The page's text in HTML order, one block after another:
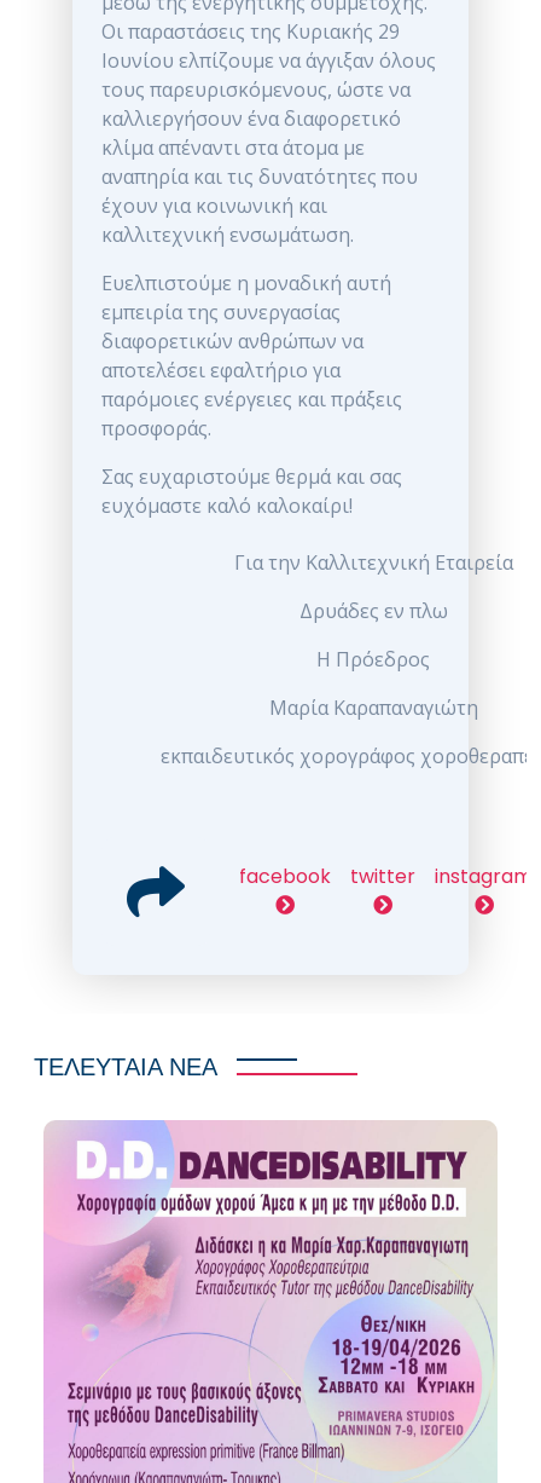
Οι παραστάσεις της Κυριακής 29
Ιουνίου ελπίζουμε να άγγιξαν όλους
τους παρευρισκόμενους, ώστε να
καλλιεργήσουν ένα διαφορετικό
κλίμα απέναντι στα άτομα με
αναπηρία και τις δυνατότητες που
έχουν για κοινωνική και
καλλιτεχνική ενσωμάτωση.
Ευελπιστούμε η μοναδική αυτή
εμπειρία της συνεργασίας
διαφορετικών ανθρώπων να
αποτελέσει εφαλτήριο για
παρόμοιες ενέργειες και πράξεις
προσφοράς.
Σας ευχαριστούμε θερμά και σας
ευχόμαστε καλό καλοκαίρι!
Για την Καλλιτεχνική Εταιρεία
Δρυάδες εν πλω
Η Πρόεδρος
Μαρία Καραπαναγιώτη
εκπαιδευτικός χορογράφος
facebook twitter instagram
ΤΕΛΕΥΤΑΙΑ ΝΕΑ